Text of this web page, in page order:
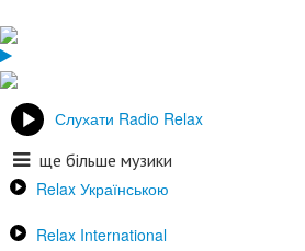
Слухати Radio Relax
ще більше музики
Relax Українською
Relax International